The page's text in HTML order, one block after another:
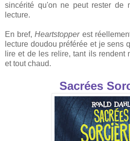
sincérité qu'on ne peut rester de
lecture.
En bref,Heartstopperest
lecture doudou préférée et je sens
lire et de les relire, tant ils
et tout chaud.
Sacrées